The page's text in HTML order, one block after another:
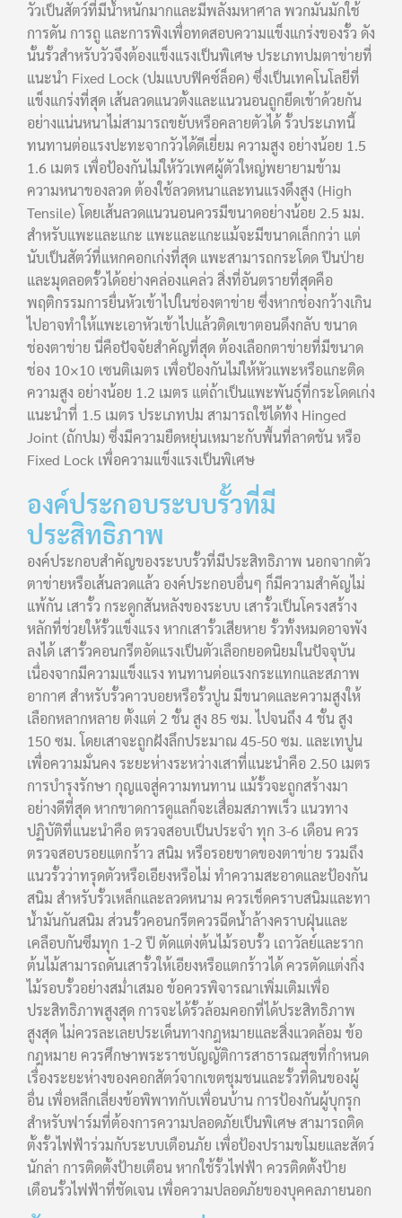
วัวเป็นสัตว์ที่มีน้ำหนักมากและมีพลังมหาศาล พวกมันมักใช้
การดัน การถู และการพิงเพื่อทดสอบความแข็งแกร่งของรั้ว ดัง
นั้นรั้วสำหรับวัวจึงต้องแข็งแรงเป็นพิเศษ ประเภทปมตาข่ายที่
แนะนำ Fixed Lock (ปมแบบฟิคซ์ล็อค) ซึ่งเป็นเทคโนโลยีที่
แข็งแกร่งที่สุด เส้นลวดแนวตั้งและแนวนอนถูกยึดเข้าด้วยกัน
อย่างแน่นหนาไม่สามารถขยับหรือคลายตัวได้ รั้วประเภทนี้
ทนทานต่อแรงปะทะจากวัวได้ดีเยี่ยม ความสูง อย่างน้อย 1.5
1.6 เมตร เพื่อป้องกันไม่ให้วัวเพศผู้ตัวใหญ่พยายามข้าม
ความหนาของลวด ต้องใช้ลวดหนาและทนแรงดึงสูง (High
Tensile) โดยเส้นลวดแนวนอนควรมีขนาดอย่างน้อย 2.5 มม.
สำหรับแพะและแกะ แพะและแกะแม้จะมีขนาดเล็กกว่า แต่
นับเป็นสัตว์ที่แหกคอกเก่งที่สุด แพะสามารถกระโดด ปีนป่าย
และมุดลอดรั้วได้อย่างคล่องแคล่ว สิ่งที่อันตรายที่สุดคือ
พฤติกรรมการยื่นหัวเข้าไปในช่องตาข่าย ซึ่งหากช่องกว้างเกิน
ไปอาจทำให้แพะเอาหัวเข้าไปแล้วติดเขาตอนดึงกลับ ขนาด
ช่องตาข่าย นี่คือปัจจัยสำคัญที่สุด ต้องเลือกตาข่ายที่มีขนาด
ช่อง 10×10 เซนติเมตร เพื่อป้องกันไม่ให้หัวแพะหรือแกะติด
ความสูง อย่างน้อย 1.2 เมตร แต่ถ้าเป็นแพะพันธุ์ที่กระโดดเก่ง
แนะนำที่ 1.5 เมตร ประเภทปม สามารถใช้ได้ทั้ง Hinged
Joint (ถักปม) ซึ่งมีความยืดหยุ่นเหมาะกับพื้นที่ลาดชัน หรือ
Fixed Lock เพื่อความแข็งแรงเป็นพิเศษ
องค์ประกอบระบบรั้วที่มี
ประสิทธิภาพ
องค์ประกอบสำคัญของระบบรั้วที่มีประสิทธิภาพ นอกจากตัว
ตาข่ายหรือเส้นลวดแล้ว องค์ประกอบอื่นๆ ก็มีความสำคัญไม่
แพ้กัน เสารั้ว กระดูกสันหลังของระบบ เสารั้วเป็นโครงสร้าง
หลักที่ช่วยให้รั้วแข็งแรง หากเสารั้วเสียหาย รั้วทั้งหมดอาจพัง
ลงได้ เสารั้วคอนกรีตอัดแรงเป็นตัวเลือกยอดนิยมในปัจจุบัน
เนื่องจากมีความแข็งแรง ทนทานต่อแรงกระแทกและสภาพ
อากาศ สำหรับรั้วคาวบอยหรือรั้วปูน มีขนาดและความสูงให้
เลือกหลากหลาย ตั้งแต่ 2 ชั้น สูง 85 ซม. ไปจนถึง 4 ชั้น สูง
150 ซม. โดยเสาจะถูกฝังลึกประมาณ 45-50 ซม. และเทปูน
เพื่อความมั่นคง ระยะห่างระหว่างเสาที่แนะนำคือ 2.50 เมตร
การบำรุงรักษา กุญแจสู่ความทนทาน แม้รั้วจะถูกสร้างมา
อย่างดีที่สุด หากขาดการดูแลก็จะเสื่อมสภาพเร็ว แนวทาง
ปฏิบัติที่แนะนำคือ ตรวจสอบเป็นประจำ ทุก 3-6 เดือน ควร
ตรวจสอบรอยแตกร้าว สนิม หรือรอยขาดของตาข่าย รวมถึง
แนวรั้วว่าทรุดตัวหรือเอียงหรือไม่ ทำความสะอาดและป้องกัน
สนิม สำหรับรั้วเหล็กและลวดหนาม ควรเช็ดคราบสนิมและทา
น้ำมันกันสนิม ส่วนรั้วคอนกรีตควรฉีดน้ำล้างคราบฝุ่นและ
เคลือบกันซึมทุก 1-2 ปี ตัดแต่งต้นไม้รอบรั้ว เถาวัลย์และราก
ต้นไม้สามารถดันเสารั้วให้เอียงหรือแตกร้าวได้ ควรตัดแต่งกิ่ง
ไม้รอบรั้วอย่างสม่ำเสมอ ข้อควรพิจารณาเพิ่มเติมเพื่อ
ประสิทธิภาพสูงสุด การจะได้รั้วล้อมคอกที่ได้ประสิทธิภาพ
สูงสุด ไม่ควรละเลยประเด็นทางกฎหมายและสิ่งแวดล้อม ข้อ
กฎหมาย ควรศึกษาพระราชบัญญัติการสาธารณสุขที่กำหนด
เรื่องระยะห่างของคอกสัตว์จากเขตชุมชนและรั้วที่ดินของผู้
อื่น เพื่อหลีกเลี่ยงข้อพิพาทกับเพื่อนบ้าน การป้องกันผู้บุกรุก
สำหรับฟาร์มที่ต้องการความปลอดภัยเป็นพิเศษ สามารถติด
ตั้งรั้วไฟฟ้าร่วมกับระบบเตือนภัย เพื่อป้องปรามขโมยและสัตว์
นักล่า การติดตั้งป้ายเตือน หากใช้รั้วไฟฟ้า ควรติดตั้งป้าย
เตือนรั้วไฟฟ้าที่ชัดเจน เพื่อความปลอดภัยของบุคคลภายนอก